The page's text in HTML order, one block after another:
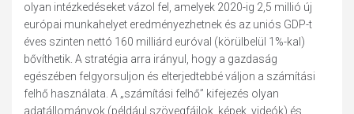
olyan intézkedéseket vázol fel, amelyek 2020-ig 2,5 millió új
európai munkahelyet eredményezhetnek és az uniós GDP-t
éves szinten nettó 160 milliárd euróval (körülbelül 1%-kal)
bővíthetik. A stratégia arra irányul, hogy a gazdaság
egészében felgyorsuljon és elterjedtebbé váljon a számítási
felhő használata. A „számítási felhő” kifejezés olyan
adatállományok (például szövegfájlok, képek, videók) és